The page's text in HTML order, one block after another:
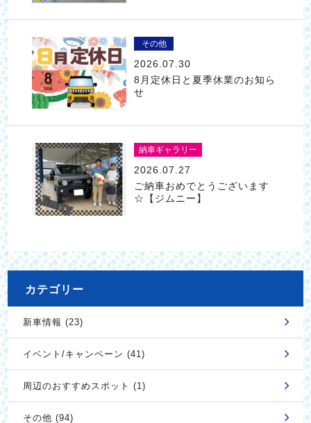
その他
2026.07.30
8月定休日と夏季休業のお知ら
せ
納車ギャラリー
2026.07.27
ご納車おめでとうございます
☆【ジムニー】
カテゴリー
新車情報 (23)
イベント/キャンペーン (41)
周辺のおすすめスポット (1)
その他 (94)